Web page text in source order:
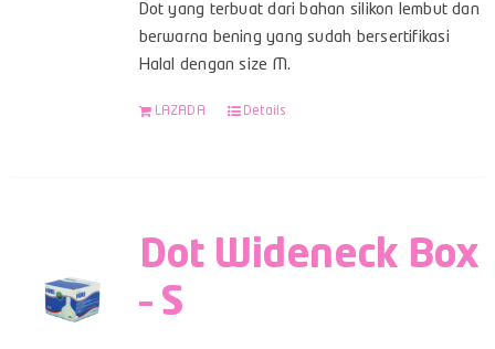
Dot yang terbuat dari bahan silikon lembut dan
berwarna bening yang sudah bersertifikasi
Halal dengan size M.
LAZADA Details
Dot Wideneck Box
– S